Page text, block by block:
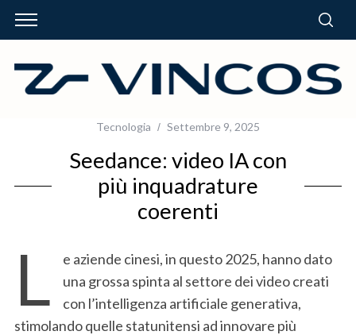
Tecnologia Settembre 9, 2025
Seedance: video IA con
più inquadrature
coerenti
L
e aziende cinesi, in questo 2025, hanno dato
una grossa spinta al settore dei video creati
con l’intelligenza artificiale generativa,
stimolando quelle statunitensi ad innovare più